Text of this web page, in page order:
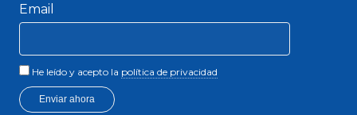
Email
He leído y acepto la política de privacidad
Enviar ahora